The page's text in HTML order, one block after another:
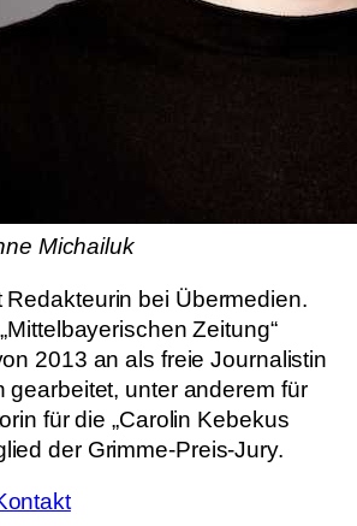
Michailuk
Redakteurin bei Übermedien.
Zeitung“
2013 an als freie Journalistin
gearbeitet, unter anderem für
für die „Carolin Kebekus
der Grimme-Preis-Jury.